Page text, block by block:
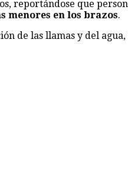
reportándose que
menores en los brazos.
de las llamas y del